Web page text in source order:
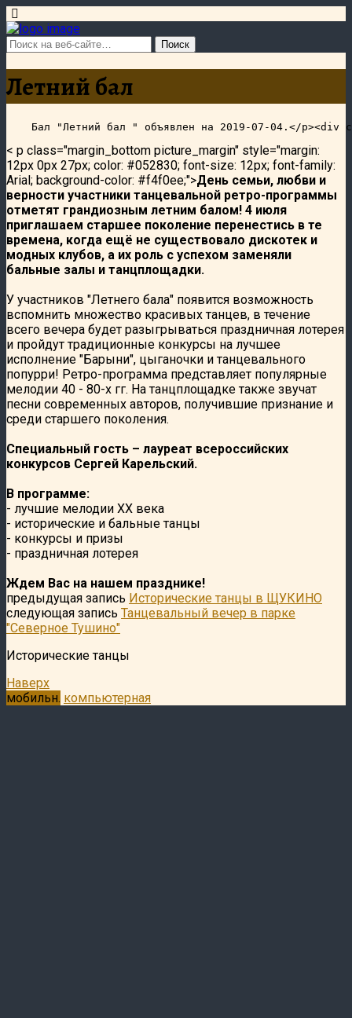
Летний бал
< p class="margin_bottom picture_margin" style="margin:
12px 0px 27px; color: #052830; font-size: 12px; font-family:
Arial; background-color: #f4f0ee;">День семьи, любви и
верности участники танцевальной ретро-программы
отметят грандиозным летним балом! 4 июля
приглашаем старшее поколение перенестись в те
времена, когда ещё не существовало дискотек и
модных клубов, а их роль с успехом заменяли
бальные залы и танцплощадки.
У участников "Летнего бала" появится возможность
вспомнить множество красивых танцев, в течение
всего вечера будет разыгрываться праздничная лотерея
и пройдут традиционные конкурсы на лучшее
исполнение "Барыни", цыганочки и танцевального
попурри! Ретро-программа представляет популярные
мелодии 40 - 80-х гг. На танцплощадке также звучат
песни современных авторов, получившие признание и
среди старшего поколения.
Специальный гость – лауреат всероссийских
конкурсов Сергей Карельский.
В программе:
- лучшие мелодии ХХ века
- исторические и бальные танцы
- конкурсы и призы
- праздничная лотерея
Ждем Вас на нашем празднике!
предыдущая запись Исторические танцы в ЩУКИНО
следующая запись Танцевальный вечер в парке
"Северное Тушино"
Исторические танцы
Наверх
мобильн. компьютерная